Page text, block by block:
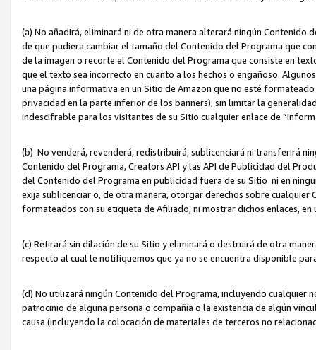
(a) No añadirá, eliminará ni de otra manera alterará ningún
de que pudiera cambiar el tamaño del Contenido del Programa que
de la imagen o recorte el Contenido del Programa que consiste en
que el texto sea incorrecto en cuanto a los hechos o engañoso.
una página informativa en un Sitio de Amazon que no esté
privacidad en la parte inferior de los banners); sin limitar la
indescifrable para los visitantes de su Sitio cualquier enlace de
(b) No venderá, revenderá, redistribuirá, sublicenciará ni transferirá
Contenido del Programa, Creators API y las API de Publicidad del
del Contenido del Programa en publicidad fuera de su Sitio ni en
exija sublicenciar o, de otra manera, otorgar derechos sobre
formateados con su etiqueta de Afiliado, ni mostrar dichos enlaces,
(c) Retirará sin dilación de su Sitio y eliminará o destruirá de otra
respecto al cual le notifiquemos que ya no se encuentra disponible
(d) No utilizará ningún Contenido del Programa, incluyendo cualquier
patrocinio de alguna persona o compañía o la existencia de algún
causa (incluyendo la colocación de materiales de terceros no